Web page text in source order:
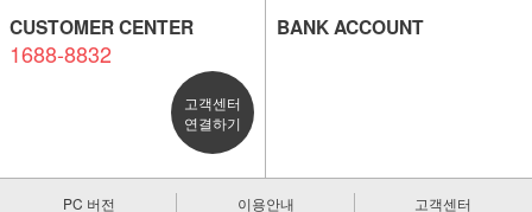
CUSTOMER CENTER
1688-8832
고객센터
연결하기
BANK ACCOUNT
PC 버전 이용안내 고객센터